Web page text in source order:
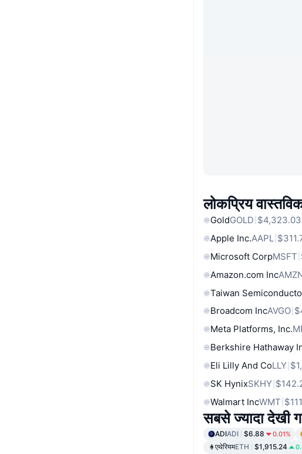
लोकप्रिय
GoldGOLD $4,323.03
Apple Inc.AAPL
Microsoft CorpMSFT
Amazon.com Inc
Taiwan
Broadcom IncAVGO
Meta Platforms, Inc.
Berkshire Hathaway
Eli Lilly And CoLLY
SK HynixSKHY
Walmart IncWMT
सबसे ज्यादा देखी
ADIADI $6.88 0.01%
एथेरियमETH $1,915.24